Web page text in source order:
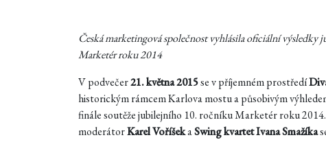
Česká marketingová společnost vyhlásila oficiální
Marketér roku 2014
V podvečer21. května 2015se v příjemném prostředí
historickým rámcem Karlova mostu a působivým
finále soutěže jubilejního 10. ročníku Marketér roku
moderátorKarel VoříšekaSwing kvartet Ivana Smažíka